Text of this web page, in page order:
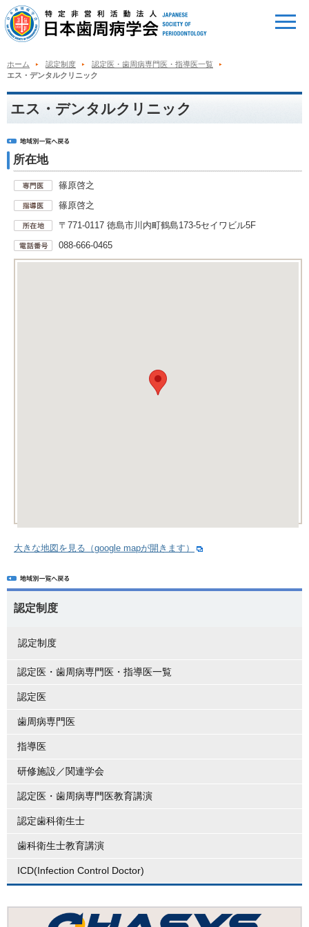
ホーム 認定制度
認定医・歯周病専門医・指導医一覧
エス・デンタルクリニック
エス・デンタルクリニック
所在地
篠原啓之
篠原啓之
〒771-0117 徳島市川内町鶴島173-5セイワビル5F
088-666-0465
大きな地図を見る（google mapが開きます）
認定制度
認定制度
認定医・歯周病専門医・指導医一覧
認定医
歯周病専門医
指導医
研修施設／関連学会
認定医・歯周病専門医教育講演
認定歯科衛生士
歯科衛生士教育講演
ICD(Infection Control Doctor)